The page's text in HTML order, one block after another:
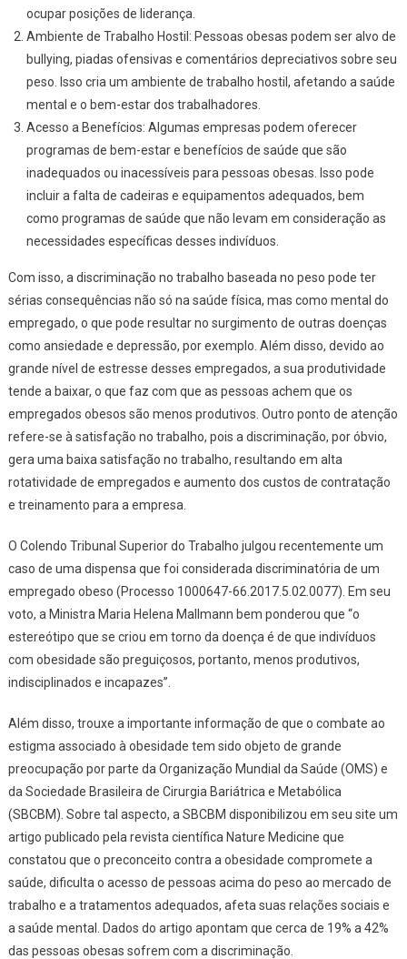
ocupar posições de liderança.
Ambiente de Trabalho Hostil: Pessoas obesas podem ser alvo de
bullying, piadas ofensivas e comentários depreciativos sobre seu
peso. Isso cria um ambiente de trabalho hostil, afetando a saúde
mental e o bem-estar dos trabalhadores.
Acesso a Benefícios: Algumas empresas podem oferecer
programas de bem-estar e benefícios de saúde que são
inadequados ou inacessíveis para pessoas obesas. Isso pode
incluir a falta de cadeiras e equipamentos adequados, bem
como programas de saúde que não levam em consideração as
necessidades específicas desses indivíduos.
Com isso, a discriminação no trabalho baseada no peso pode ter
sérias consequências não só na saúde física, mas como mental do
empregado, o que pode resultar no surgimento de outras doenças
como ansiedade e depressão, por exemplo. Além disso, devido ao
grande nível de estresse desses empregados, a sua produtividade
tende a baixar, o que faz com que as pessoas achem que os
empregados obesos são menos produtivos. Outro ponto de atenção
refere-se à satisfação no trabalho, pois a discriminação, por óbvio,
gera uma baixa satisfação no trabalho, resultando em alta
rotatividade de empregados e aumento dos custos de contratação
e treinamento para a empresa.
O Colendo Tribunal Superior do Trabalho julgou recentemente um
caso de uma dispensa que foi considerada discriminatória de um
empregado obeso (Processo 1000647-66.2017.5.02.0077). Em seu
voto, a Ministra Maria Helena Mallmann bem ponderou que “o
estereótipo que se criou em torno da doença é de que indivíduos
com obesidade são preguiçosos, portanto, menos produtivos,
indisciplinados e incapazes”.
Além disso, trouxe a importante informação de que o combate ao
estigma associado à obesidade tem sido objeto de grande
preocupação por parte da Organização Mundial da Saúde (OMS) e
da Sociedade Brasileira de Cirurgia Bariátrica e Metabólica
(SBCBM). Sobre tal aspecto, a SBCBM disponibilizou em seu site um
artigo publicado pela revista científica Nature Medicine que
constatou que o preconceito contra a obesidade compromete a
saúde, dificulta o acesso de pessoas acima do peso ao mercado de
trabalho e a tratamentos adequados, afeta suas relações sociais e
a saúde mental. Dados do artigo apontam que cerca de 19% a 42%
das pessoas obesas sofrem com a discriminação.